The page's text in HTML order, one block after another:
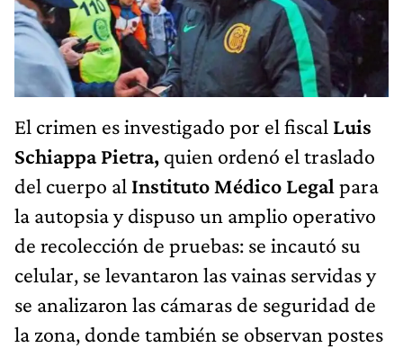
El crimen es investigado por el fiscal Luis
Schiappa Pietra, quien ordenó el traslado
del cuerpo al Instituto Médico Legal para
la autopsia y dispuso un amplio operativo
de recolección de pruebas: se incautó su
celular, se levantaron las vainas servidas y
se analizaron las cámaras de seguridad de
la zona, donde también se observan postes